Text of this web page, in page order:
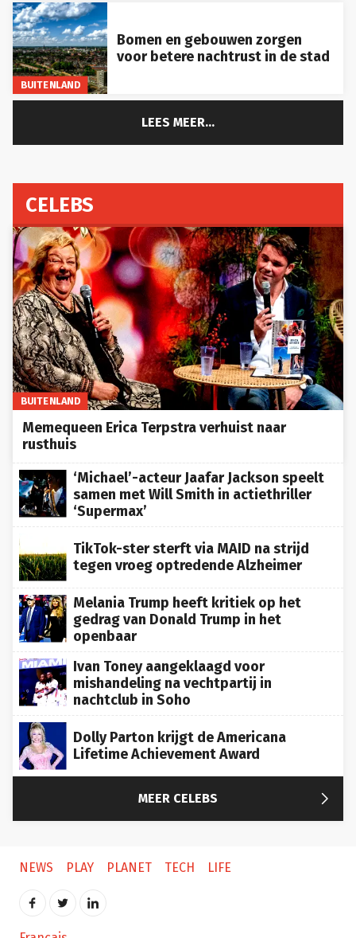
BUITENLAND
Bomen en gebouwen zorgen
voor betere nachtrust in de stad
LEES MEER...
CELEBS
BUITENLAND
Memequeen Erica Terpstra verhuist naar
rusthuis
‘Michael’-acteur Jaafar Jackson speelt
samen met Will Smith in actiethriller
‘Supermax’
TikTok-ster sterft via MAID na strijd
tegen vroeg optredende Alzheimer
Melania Trump heeft kritiek op het
gedrag van Donald Trump in het
openbaar
Ivan Toney aangeklaagd voor
mishandeling na vechtpartij in
nachtclub in Soho
Dolly Parton krijgt de Americana
Lifetime Achievement Award
MEER CELEBS 
NEWS PLAY PLANET TECH LIFE
Français